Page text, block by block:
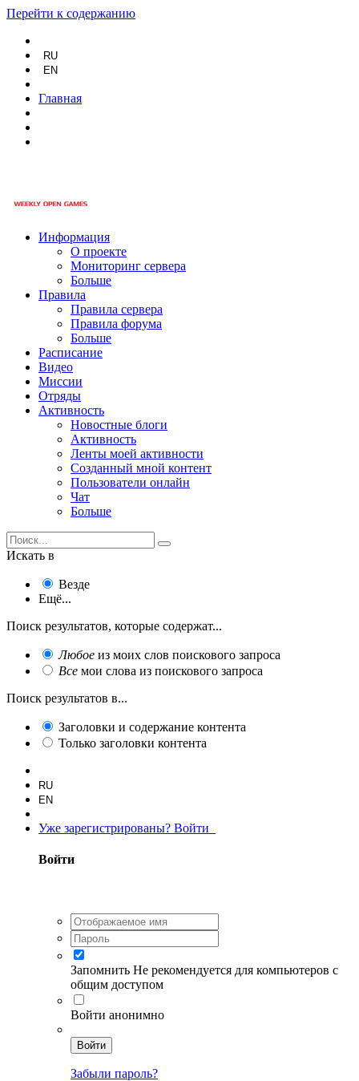
Перейти к содержанию
RU
EN
Главная
Информация
О проекте
Мониторинг сервера
Больше
Правила
Правила сервера
Правила форума
Больше
Расписание
Видео
Миссии
Отряды
Активность
Новостные блоги
Активность
Ленты моей активности
Созданный мной контент
Пользователи онлайн
Чат
Больше
Искать в
Везде
Ещё...
Поиск результатов, которые содержат...
Любое из моих слов поискового запроса
Все мои слова из поискового запроса
Поиск результатов в...
Заголовки и содержание контента
Только заголовки контента
RU
EN
Уже зарегистрированы? Войти
Войти
Запомнить Не рекомендуется для компьютеров с
общим доступом
Войти анонимно
Войти
Забыли пароль?